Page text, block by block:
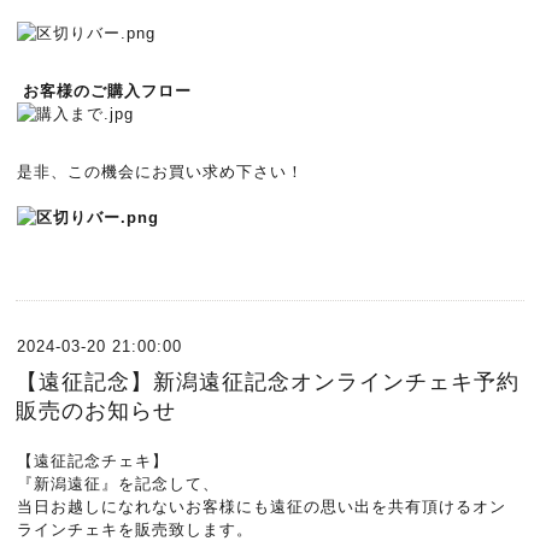
お客様のご購入フロー
是非、この機会にお買い求め下さい！
2024-03-20 21:00:00
【遠征記念】新潟遠征記念オンラインチェキ予約
販売のお知らせ
【遠征記念チェキ】
『新潟遠征』を記念して、
当日お越しになれないお客様にも遠征の思い出を共有頂けるオン
ラインチェキを販売致します。